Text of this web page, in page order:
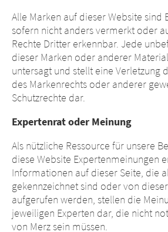
Alle Marken auf dieser Website sind
sofern nicht anders vermerkt oder
Rechte Dritter erkennbar. Jede
dieser Marken oder anderer
untersagt und stellt eine Verletzung
des Markenrechts oder anderer
Schutzrechte dar.
Expertenrat oder Meinung
Als nützliche Ressource für unsere
diese Website Expertenmeinungen
Informationen auf dieser Seite, die
gekennzeichnet sind oder von
aufgerufen werden, stellen die
jeweiligen Experten dar, die nicht
von Merz sein müssen.